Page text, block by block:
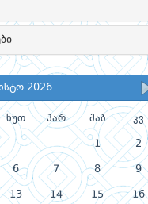
2026
ხუთ პარ შაბ კვ
1 2
6 7 8 9
13 14 15 16